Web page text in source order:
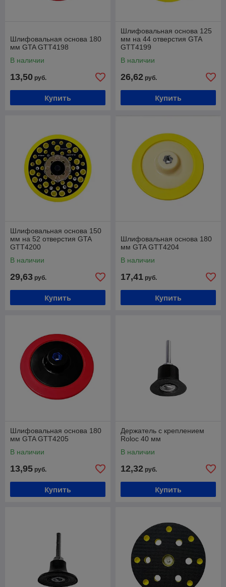
Шлифовальная основа 180
мм GTA GTT4198
В наличии
13,50 руб.
Купить
Шлифовальная основа 125
мм на 44 отверстия GTA
GTT4199
В наличии
26,62 руб.
Купить
Шлифовальная основа 150
мм на 52 отверстия GTA
GTT4200
В наличии
29,63 руб.
Купить
Шлифовальная основа 180
мм GTA GTT4204
В наличии
17,41 руб.
Купить
Шлифовальная основа 180
мм GTA GTT4205
В наличии
13,95 руб.
Купить
Держатель с креплением
Roloc 40 мм
В наличии
12,32 руб.
Купить